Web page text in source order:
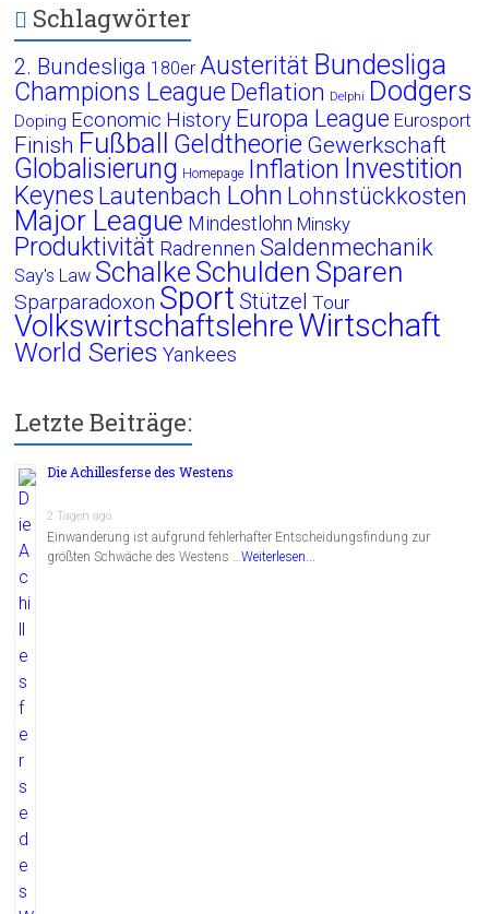
Schlagwörter
2. Bundesliga 180er Austerität Bundesliga
Champions League Deflation Delphi Dodgers
Doping Economic History Europa League Eurosport
Finish Fußball Geldtheorie Gewerkschaft
Globalisierung Homepage Inflation Investition
Keynes Lautenbach Lohn Lohnstückkosten
Major League Mindestlohn Minsky
Produktivität Radrennen Saldenmechanik
Say's Law Schalke Schulden Sparen
Sparparadoxon Sport Stützel Tour
VolkswirtschaftslehreWirtschaft
World Series Yankees
Letzte Beiträge:
Die Achillesferse des Westens
2 Tagen ago
Einwanderung ist aufgrund fehlerhafter Entscheidungsfindung zur
größten Schwäche des Westens …Weiterlesen...